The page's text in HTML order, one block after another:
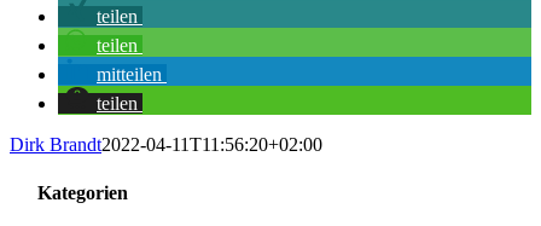
teilen
teilen
mitteilen
teilen
Dirk Brandt2022-04-11T11:56:20+02:00
Kategorien